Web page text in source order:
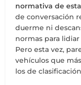
normativa de
de conversación
duerme ni
normas para
Pero esta vez,
vehículos que
los de